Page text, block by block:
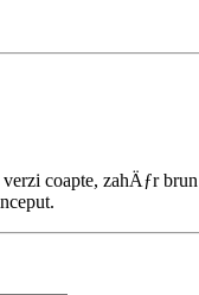
coapte, zahÄƒr